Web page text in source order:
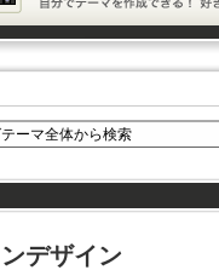
デザイン